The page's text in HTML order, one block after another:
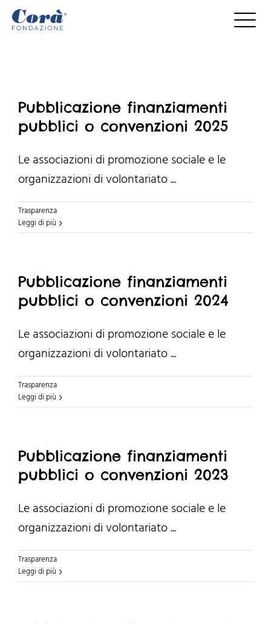
Salta
Pubblicazione finanziamenti
pubblici o convenzioni 2025
Le associazioni di promozione sociale e le
organizzazioni di volontariato ...
Trasparenza
Leggi di più
Pubblicazione finanziamenti
pubblici o convenzioni 2024
Le associazioni di promozione sociale e le
organizzazioni di volontariato ...
Trasparenza
Leggi di più
Pubblicazione finanziamenti
pubblici o convenzioni 2023
Le associazioni di promozione sociale e le
organizzazioni di volontariato ...
Trasparenza
Leggi di più